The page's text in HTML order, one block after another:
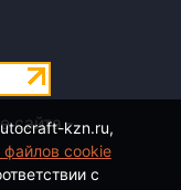
сайта -kzn.ru,
файлов cookie
с